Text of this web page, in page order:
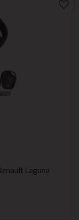
Laguna